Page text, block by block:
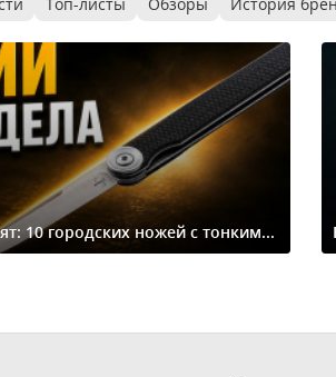
10 городских ножей с тонким...